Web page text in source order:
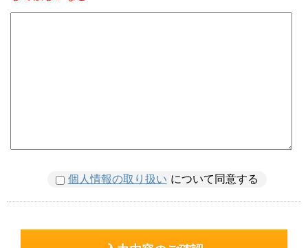
個人情報の取り扱い について同意する